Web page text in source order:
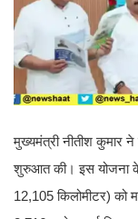
मुख्यमंत्री नीतीश कुमार
शुरुआत की। इस योजना
12,105 किलोमीटर) को